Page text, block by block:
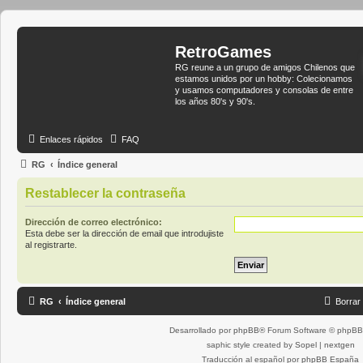
RetroGames
RG reune a un grupo de amigos Chilenos que
estamos unidos por un hobby: Colecionamos
y usamos computadores y consolas de entre
los años 80's y 90's.
Enlaces rápidos FAQ
RG Índice general
Restablecer la contraseña
Dirección de correo electrónico:
Esta debe ser la dirección de email que introdujiste
al registrarte.
RG Índice general Borrar
Desarrollado por phpBB® Forum Software ©
saphic style created by Sopel| nextgen
Traducción al español por phpBB España